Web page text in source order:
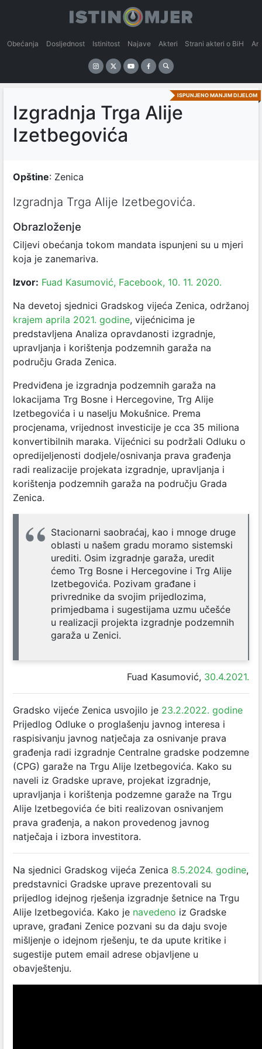
Obećanja Dosljednost Istinitost Najave Akteri Strani akteri o BiH
ISPUNJENO MANJIM DIJELOM
Izgradnja Trga Alije
Izetbegovića
Opštine: Zenica
Izgradnja Trga Alije Izetbegovića.
Obrazloženje
Ciljevi obećanja tokom mandata ispunjeni su u mjeri
koja je zanemariva.
Izvor: Fuad Kasumović, Facebook, 10. 11. 2020.
Na devetoj sjednici Gradskog vijeća Zenica, održanoj
krajem aprila 2021. godine, vijećnicima je
predstavljena Analiza opravdanosti izgradnje,
upravljanja i korištenja podzemnih garaža na
području Grada Zenica.
Predviđena je izgradnja podzemnih garaža na
lokacijama Trg Bosne i Hercegovine, Trg Alije
Izetbegovića i u naselju Mokušnice. Prema
procjenama, vrijednost investicije je cca 35 miliona
konvertibilnih maraka. Vijećnici su podržali Odluku o
opredijeljenosti dodjele/osnivanja prava građenja
radi realizacije projekata izgradnje, upravljanja i
korištenja podzemnih garaža na području Grada
Zenica.
Stacionarni saobraćaj, kao i mnoge druge
oblasti u našem gradu moramo sistemski
urediti. Osim izgradnje garaža, uredit
ćemo Trg Bosne i Hercegovine i Trg Alije
Izetbegovića. Pozivam građane i
privrednike da svojim prijedlozima,
primjedbama i sugestijama uzmu učešće
u realizacji projekta izgradnje podzemnih
garaža u Zenici.
Fuad Kasumović, 30.4.2021.
Gradsko vijeće Zenica usvojilo je 23.2.2022. godine
Prijedlog Odluke o proglašenju javnog interesa i
raspisivanju javnog natječaja za osnivanje prava
građenja radi izgradnje Centralne gradske podzemne
(CPG) garaže na Trgu Alije Izetbegovića. Kako su
naveli iz Gradske uprave, projekat izgradnje,
upravljanja i korištenja podzemne garaže na Trgu
Alije Izetbegovića će biti realizovan osnivanjem
prava građenja, a nakon provedenog javnog
natječaja i izbora investitora.
Na sjednici Gradskog vijeća Zenica 8.5.2024. godine,
predstavnici Gradske uprave prezentovali su
prijedlog idejnog rješenja izgradnje šetnice na Trgu
Alije Izetbegovića. Kako je navedeno iz Gradske
uprave, građani Zenice pozvani su da daju svoje
mišljenje o idejnom rješenju, te da upute kritike i
sugestije putem email adrese objavljene u
obavještenju.